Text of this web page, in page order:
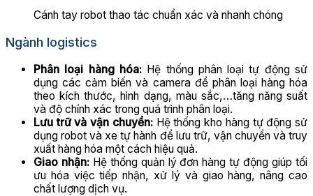
Cánh tay robot thao tác chuẩn xác và nhanh chóng
Ngành logistics
Phân loại hàng hóa:Hệ thống phân loại tự động sử
dụng các cảm biến và camera để phân loại hàng hóa
theo kích thước, hình dạng, màu sắc,…tăng năng suất
và độ chính xác trong quá trình phân loại.
Lưu trữ và vận chuyển:Hệ thống kho hàng tự động sử
dụng robot và xe tự hành để lưu trữ, vận chuyển và truy
xuất hàng hóa một cách hiệu quả.
Giao nhận:Hệ thống quản lý đơn hàng tự động giúp tối
ưu hóa việc tiếp nhận, xử lý và giao hàng, nâng cao
chất lượng dịch vụ.